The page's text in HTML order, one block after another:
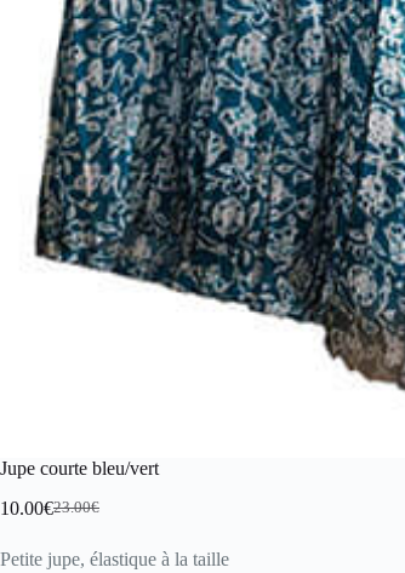
Jupe courte bleu/vert
23.00€
Le
initial
10.00€Le
actuel
Petite jupe, élastique à la taille